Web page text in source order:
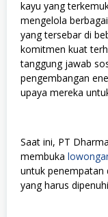
kayu yang
mengelola
yang tersebar di
komitmen kuat
tanggung jawab
pengembangan
upaya mereka
Saat ini, PT
membuka
untuk penempatan
yang harus